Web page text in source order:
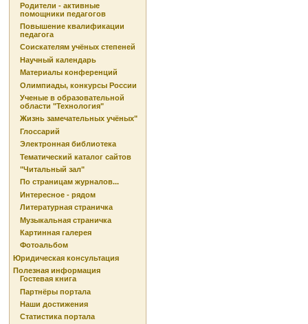
Родители - активные
помощники педагогов
Повышение квалификации
педагога
Соискателям учёных степеней
Научный календарь
Материалы конференций
Олимпиады, конкурсы России
Ученые в образовательной
области "Технология"
Жизнь замечательных учёных"
Глоссарий
Электронная библиотека
Тематический каталог сайтов
"Читальный зал"
По страницам журналов...
Интересное - рядом
Литературная страничка
Музыкальная страничка
Картинная галерея
Фотоальбом
Юридическая консультация
Полезная информация
Гостевая книга
Партнёры портала
Наши достижения
Статистика портала